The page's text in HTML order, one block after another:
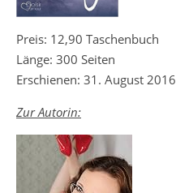
Preis: 12,90 Taschenbuch
Länge: 300 Seiten
Erschienen: 31. August 2016
Zur Autorin: